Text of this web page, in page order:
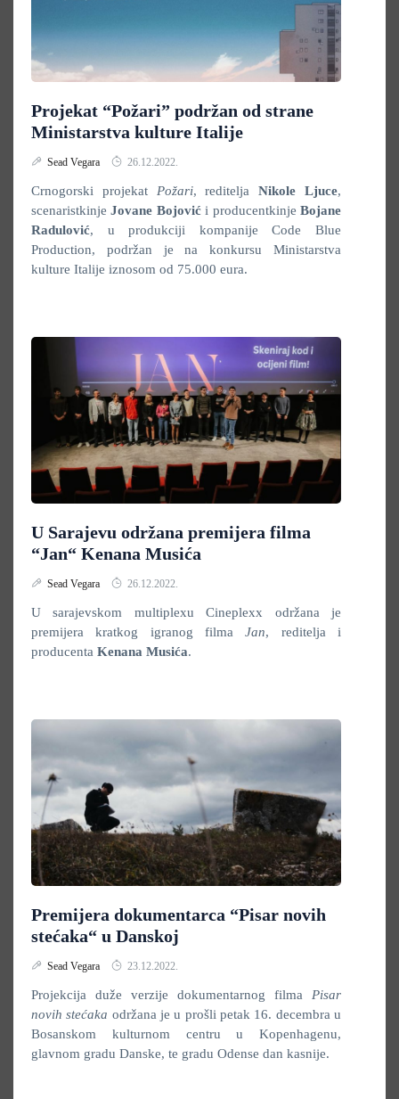
Projekat “Požari” podržan od strane
Ministarstva kulture Italije
Sead Vegara 26.12.2022.
Crnogorski projekat Požari, rediteljaNikole Ljuce,
scenaristkinjeJovane Bojovići producentkinjeBojane
Radulović, u produkciji kompanije Code Blue
Production, podržan je na konkursu Ministarstva
kulture Italije iznosom od 75.000 eura.
U Sarajevu održana premijera filma
“Jan“ Kenana Musića
Sead Vegara 26.12.2022.
U sarajevskom multiplexu Cineplexx održana je
premijera kratkog igranog filmaJan, reditelja i
producenta Kenana Musića.
Premijera dokumentarca “Pisar novih
stećaka“ u Danskoj
Sead Vegara 23.12.2022.
Projekcija duže verzije dokumentarnog filma Pisar
novih stećaka održana je u prošli petak 16. decembra u
Bosanskom kulturnom centru u Kopenhagenu,
glavnom gradu Danske, te gradu Odense dan kasnije.